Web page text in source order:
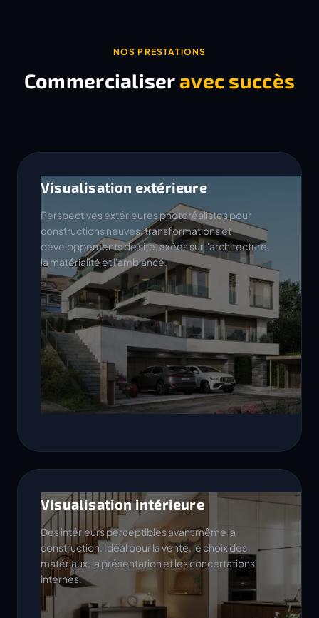
NOS PRESTATIONS
Commercialiser avec succès
Visualisation extérieure
Perspectives extérieures photoréalistes pour
constructions neuves, transformations et
développements de site, axées sur l'architecture,
la matérialité et l'ambiance.
Visualisation intérieure
Des intérieurs perceptibles avant même la
construction. Idéal pour la vente, le choix des
matériaux, la présentation et les concertations
internes.